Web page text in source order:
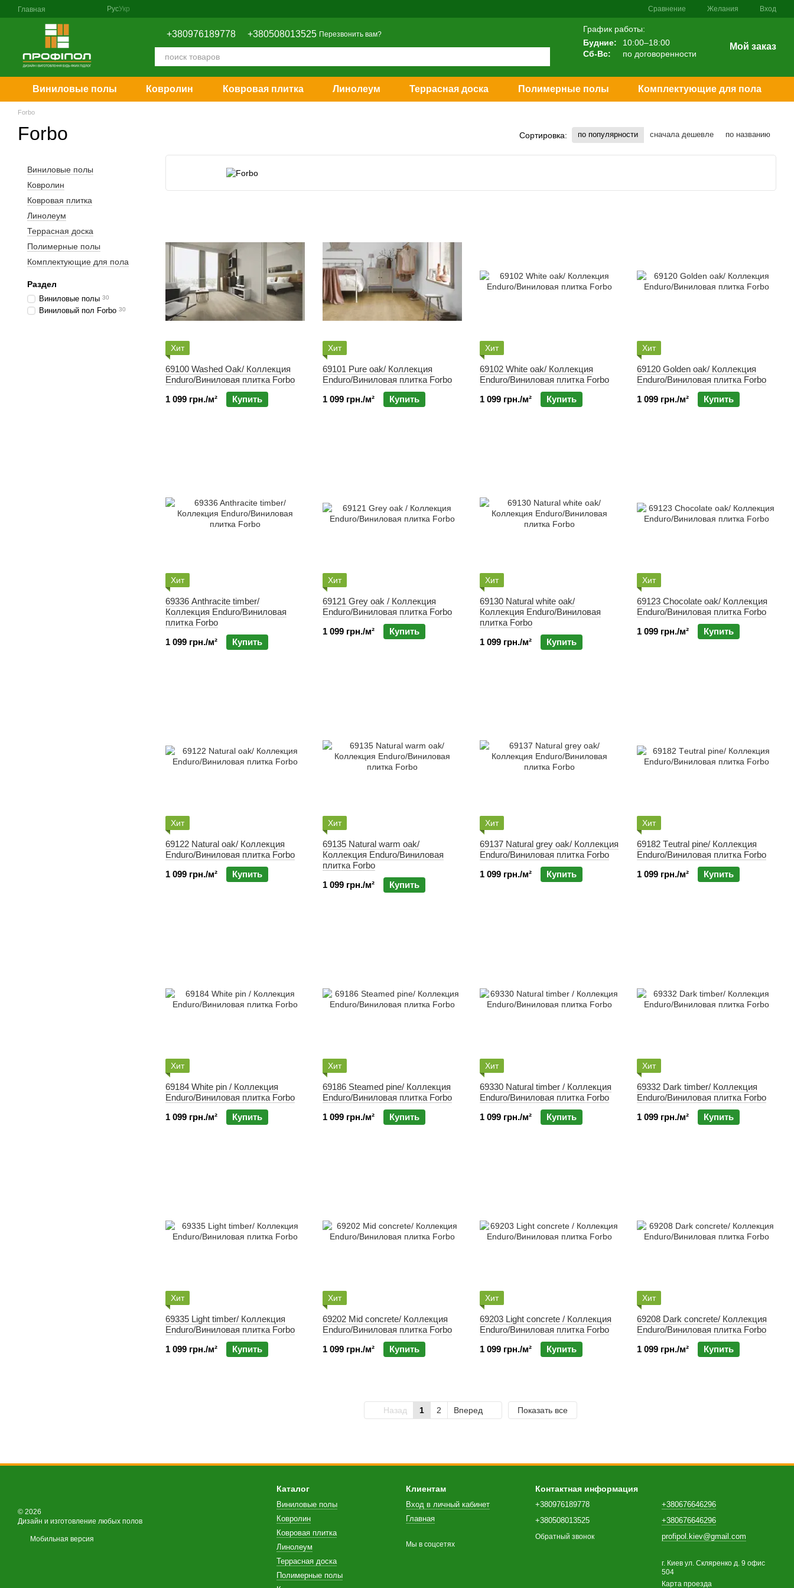
Перейти к основному контенту
Главная РусУкр Сравнение Желания Вход
+380976189778 +380508013525 Перезвонить вам?
График работы:
Будние:
10:00–18:00
Сб-Вс:
по договоренности
Мой заказ
Виниловые полы Ковролин Ковровая плитка Линолеум Террасная доска Полимерные полы Комплектующие для пола
Forbo
Forbo Сортировка: по популярности сначала дешевле по названию
Хит
69100 Washed Oak/ Коллекция
Enduro/Виниловая плитка Forbo
1 099 грн./м²
Купить
Хит
69101 Pure oak/ Коллекция
Enduro/Виниловая плитка Forbo
1 099 грн./м²
Купить
Хит
69102 White oak/ Коллекция
Enduro/Виниловая плитка Forbo
1 099 грн./м²
Купить
Хит
69120 Golden oak/ Коллекция
Enduro/Виниловая плитка Forbo
1 099 грн./м²
Купить
Хит
69336 Anthracite timber/
Коллекция Enduro/Виниловая
плитка Forbo
1 099 грн./м²
Купить
Хит
69121 Grey oak / Коллекция
Enduro/Виниловая плитка Forbo
1 099 грн./м²
Купить
Хит
69130 Natural white oak/
Коллекция Enduro/Виниловая
плитка Forbo
1 099 грн./м²
Купить
Хит
69123 Сhocolate oak/ Коллекция
Enduro/Виниловая плитка Forbo
1 099 грн./м²
Купить
Хит
69122 Natural oak/ Коллекция
Enduro/Виниловая плитка Forbo
1 099 грн./м²
Купить
Хит
69135 Natural warm oak/
Коллекция Enduro/Виниловая
плитка Forbo
1 099 грн./м²
Купить
Хит
69137 Natural grey oak/ Коллекция
Enduro/Виниловая плитка Forbo
1 099 грн./м²
Купить
Хит
69182 Тeutral pine/ Коллекция
Enduro/Виниловая плитка Forbo
1 099 грн./м²
Купить
Хит
69184 White pin / Коллекция
Enduro/Виниловая плитка Forbo
1 099 грн./м²
Купить
Хит
69186 Steamed pine/ Коллекция
Enduro/Виниловая плитка Forbo
1 099 грн./м²
Купить
Хит
69330 Natural timber / Коллекция
Enduro/Виниловая плитка Forbo
1 099 грн./м²
Купить
Хит
69332 Dark timber/ Коллекция
Enduro/Виниловая плитка Forbo
1 099 грн./м²
Купить
Хит
69335 Light timber/ Коллекция
Enduro/Виниловая плитка Forbo
1 099 грн./м²
Купить
Хит
69202 Mid concrete/ Коллекция
Enduro/Виниловая плитка Forbo
1 099 грн./м²
Купить
Хит
69203 Light concrete / Коллекция
Enduro/Виниловая плитка Forbo
1 099 грн./м²
Купить
Хит
69208 Dark concrete/ Коллекция
Enduro/Виниловая плитка Forbo
1 099 грн./м²
Купить
Назад 1 2 Вперед Показать все
Виниловые полы
Ковролин
Ковровая плитка
Линолеум
Террасная доска
Полимерные полы
Комплектующие для пола
Раздел
Виниловые полы 30
Виниловый пол Forbo 30
© 2026
Дизайн и изготовление любых полов
Мобильная версия
Каталог
Виниловые полы
Ковролин
Ковровая плитка
Линолеум
Террасная доска
Полимерные полы
Клиентам
Вход в личный кабинет
Главная
Мы в соцсетях
Контактная информация
+380976189778
+380508013525
Обратный звонок
+380676646296
+380676646296
profipol.kiev@gmail.com
г. Киев ул. Скляренко д. 9 офис
504
Карта проезда